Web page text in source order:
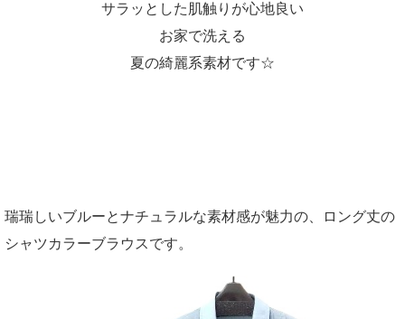
サラッとした肌触りが心地良い
お家で洗える
夏の綺麗系素材です☆
瑞瑞しいブルーとナチュラルな素材感が魅力の、ロング丈の
シャツカラーブラウスです。